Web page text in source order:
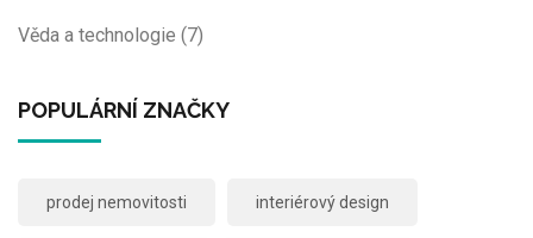
Věda a technologie (7)
POPULÁRNÍ ZNAČKY
prodej nemovitosti interiérový design